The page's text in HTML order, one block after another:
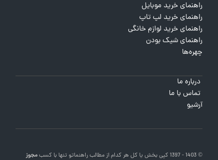
راهنمای خرید موبایل
راهنمای خرید لپ تاپ
راهنمای خرید لوازم خانگی
راهنمای شیک بودن
چهره‌ها
درباره ما
تماس با ما
آرشیو
© 1403 - 1397 کپی بخش یا کل هر کدام از مطالب راهنماتو تنها با کسبمجوز